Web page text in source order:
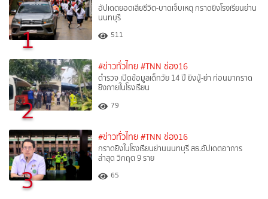
1
อัปเดตยอดเสียชีวิต-บาดเจ็บเหตุ กราดยิงโรงเรียนย่าน
นนทบุรี
511
2
#ข่าวทั่วไทย #TNN ช่อง16
ตำรวจ เปิดข้อมูลเด็กวัย 14 ปี ยิงปู่-ย่า ก่อนมากราด
ยิงภายในโรงเรียน
79
3
#ข่าวทั่วไทย #TNN ช่อง16
กราดยิงในโรงเรียนย่านนนทบุรี สธ.อัปเดตอาการ
ล่าสุด วิกฤต 9 ราย
65